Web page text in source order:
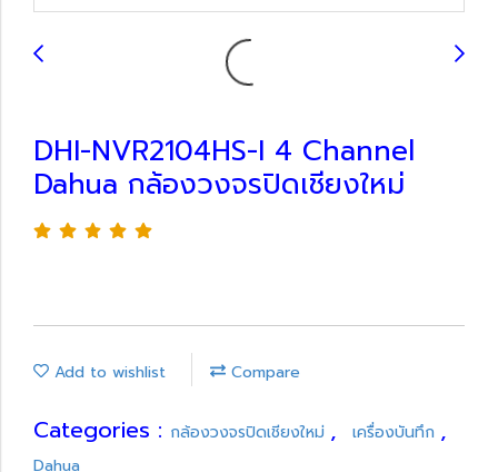
DHI-NVR2104HS-I 4 Channel
Dahua กล้องวงจรปิดเชียงใหม่
Add to wishlist Compare
Categories : กล้องวงจรปิดเชียงใหม่ , เครื่องบันทึก ,
Dahua